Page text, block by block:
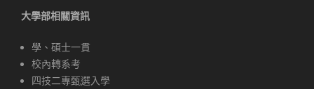
大學部相關資訊
學、碩士一貫
校內轉系考
四技二專甄選入學